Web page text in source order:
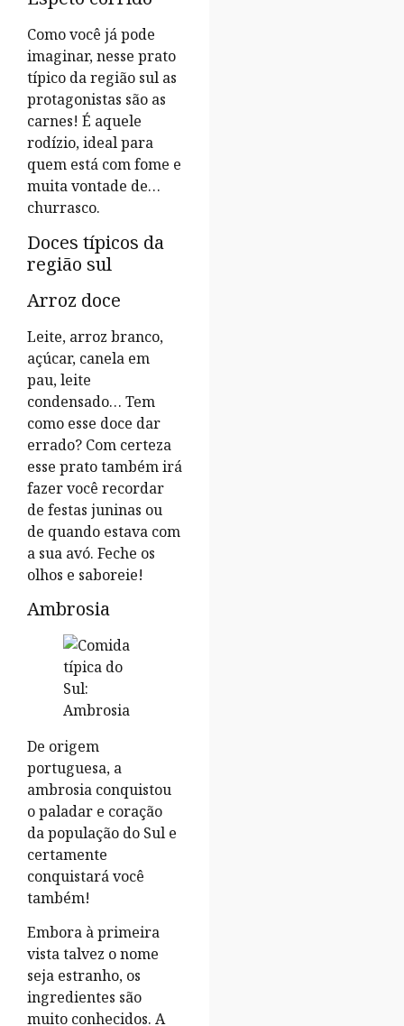
Como você já pode
imaginar, nesse prato
típico da região sul as
protagonistas são as
carnes! É aquele
rodízio, ideal para
quem está com fome e
muita vontade de…
churrasco.
Doces típicos da
região sul
Arroz doce
Leite, arroz branco,
açúcar, canela em
pau, leite
condensado… Tem
como esse doce dar
errado? Com certeza
esse prato também irá
fazer você recordar
de festas juninas ou
de quando estava com
a sua avó. Feche os
olhos e saboreie!
Ambrosia
De origem
portuguesa, a
ambrosia conquistou
o paladar e coração
da população do Sul e
certamente
conquistará você
também!
Embora à primeira
vista talvez o nome
seja estranho, os
ingredientes são
muito conhecidos. A